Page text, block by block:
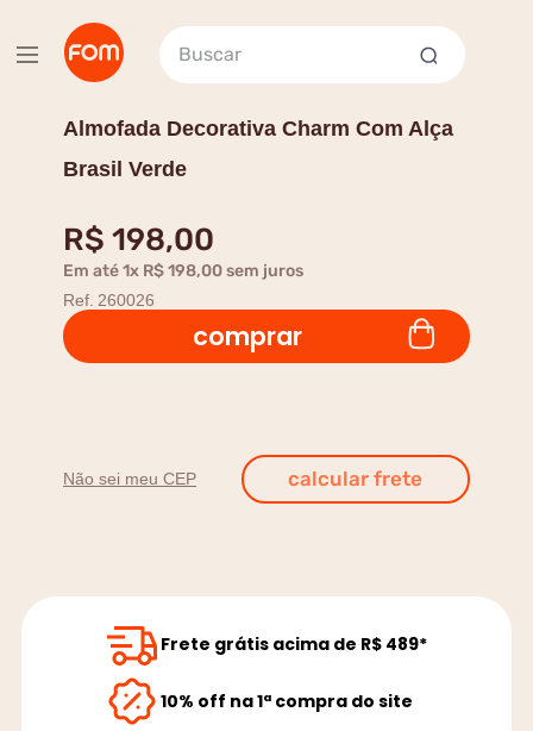
Buscar
Almofada Decorativa Charm Com Alça
Brasil Verde
R$ 198,00
Em até1x R$198,00sem juros
Ref. 260026
comprar
Não sei meu CEP
Frete grátis acima de R$ 489*
10% off na 1ª compra do site